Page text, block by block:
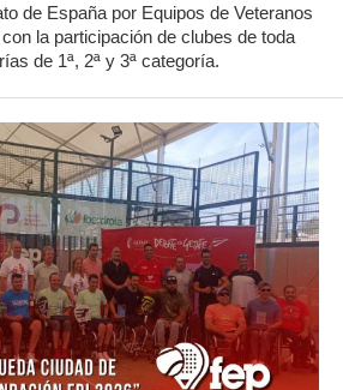
de España por Equipos de Veteranos
la participación de clubes de toda
de 1ª, 2ª y 3ª categoría.